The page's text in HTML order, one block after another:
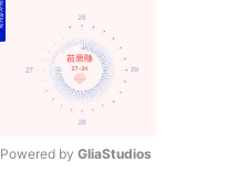
Powered by GliaStudios